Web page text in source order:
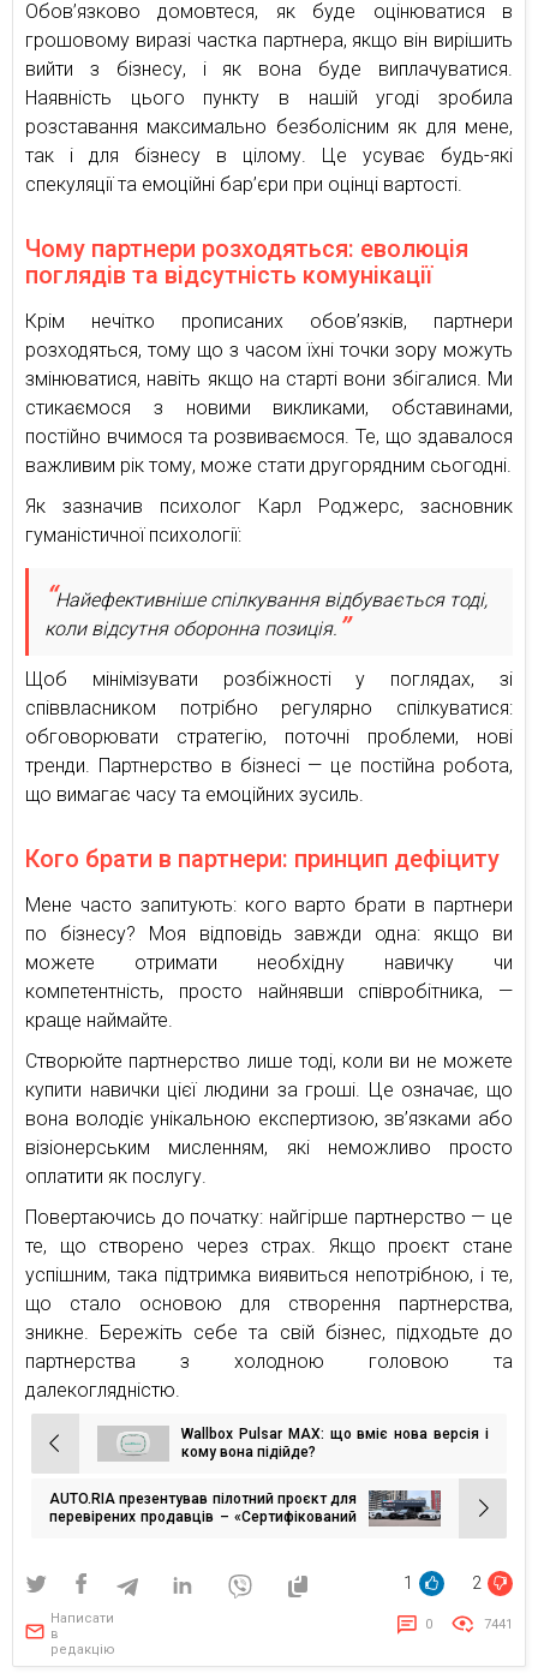
Обов’язково домовтеся, як буде оцінюватися в
грошовому виразі частка партнера, якщо він вирішить
вийти з бізнесу, і як вона буде виплачуватися.
Наявність цього пункту в нашій угоді зробила
розставання максимально безболісним як для мене,
так і для бізнесу в цілому. Це усуває будь-які
спекуляції та емоційні бар’єри при оцінці вартості.
Чому партнери розходяться: еволюція
поглядів та відсутність комунікації
Крім нечітко прописаних обов’язків, партнери
розходяться, тому що з часом їхні точки зору можуть
змінюватися, навіть якщо на старті вони збігалися. Ми
стикаємося з новими викликами, обставинами,
постійно вчимося та розвиваємося. Те, що здавалося
важливим рік тому, може стати другорядним сьогодні.
Як зазначив психолог Карл Роджерс, засновник
гуманістичної психології:
Найефективніше спілкування відбувається тоді,
коли відсутня оборонна позиція.
Щоб мінімізувати розбіжності у поглядах, зі
співвласником потрібно регулярно спілкуватися:
обговорювати стратегію, поточні проблеми, нові
тренди. Партнерство в бізнесі — це постійна робота,
що вимагає часу та емоційних зусиль.
Кого брати в партнери: принцип дефіциту
Мене часто запитують: кого варто брати в партнери
по бізнесу? Моя відповідь завжди одна: якщо ви
можете отримати необхідну навичку чи
компетентність, просто найнявши співробітника, —
краще наймайте.
Створюйте партнерство лише тоді, коли ви не можете
купити навички цієї людини за гроші. Це означає, що
вона володіє унікальною експертизою, зв’язками або
візіонерським мисленням, які неможливо просто
оплатити як послугу.
Повертаючись до початку: найгірше партнерство — це
те, що створено через страх. Якщо проєкт стане
успішним, така підтримка виявиться непотрібною, і те,
що стало основою для створення партнерства,
зникне. Бережіть себе та свій бізнес, підходьте до
партнерства з холодною головою та
далекоглядністю.
Навігація
записів
Wallbox Pulsar MAX: що вміє нова версія і
кому вона підійде?
AUTO.RIA презентував пілотний проєкт для
перевірених продавців – «Сертифікований
1 2
Написати
в
редакцію
0 7441